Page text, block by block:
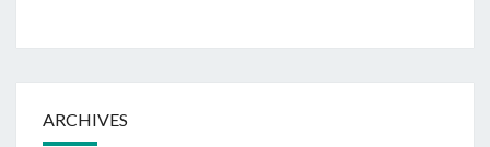
ARCHIVES